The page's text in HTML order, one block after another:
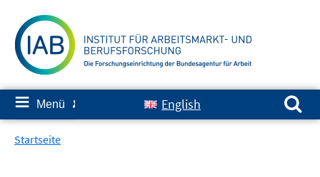
zum
Inhalt
≡ Menü ✘ English
Suchen nach:
Startseite